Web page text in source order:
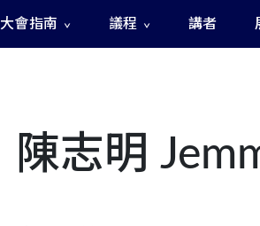
大會指南 議程 講者
陳志明